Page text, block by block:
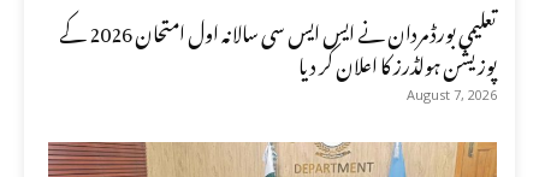
تعلیمی بورڈ مردان نے ایس ایس سی سالانہ اول امتحان 2026 کے
پوزیشن ہولڈرز کا اعلان کر دیا
August 7, 2026